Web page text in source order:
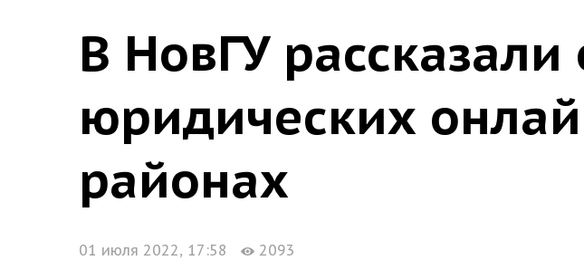
В НовГУ
юридических
районах
01 июля 2022, 17:58 2093